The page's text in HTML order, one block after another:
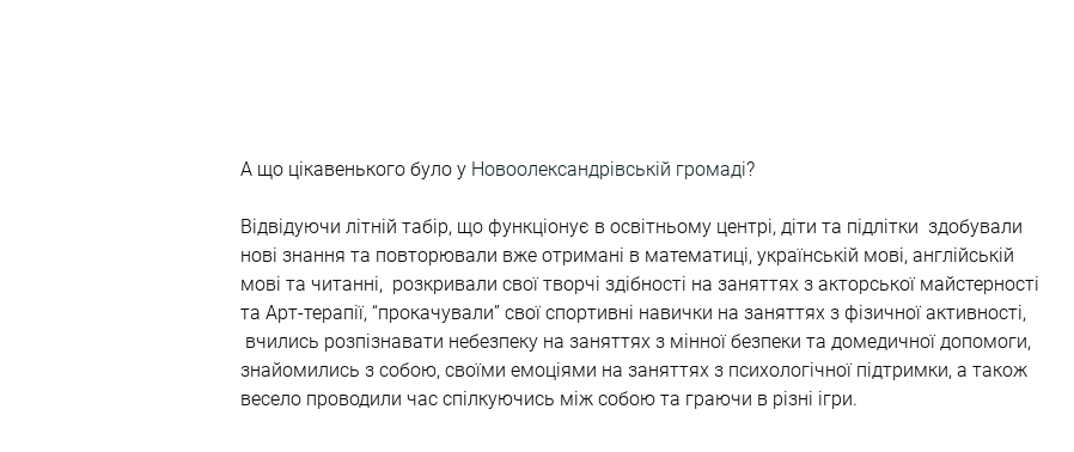
А що цікавенького було у Новоолександрівській громаді?
Відвідуючи літній табір, що функціонує в освітньому центрі, діти та підлітки  здобували
нові знання та повторювали вже отримані в математиці, українській мові, англійській
мові та читанні,  розкривали свої творчі здібності на заняттях з акторської майстерності
та Арт-терапії, “прокачували” свої спортивні навички на заняттях з фізичної активності,
вчились розпізнавати небезпеку на заняттях з мінної безпеки та домедичної допомоги,
знайомились з собою, своїми емоціями на заняттях з психологічної підтримки, а також
весело проводили час спілкуючись між собою та граючи в різні ігри.